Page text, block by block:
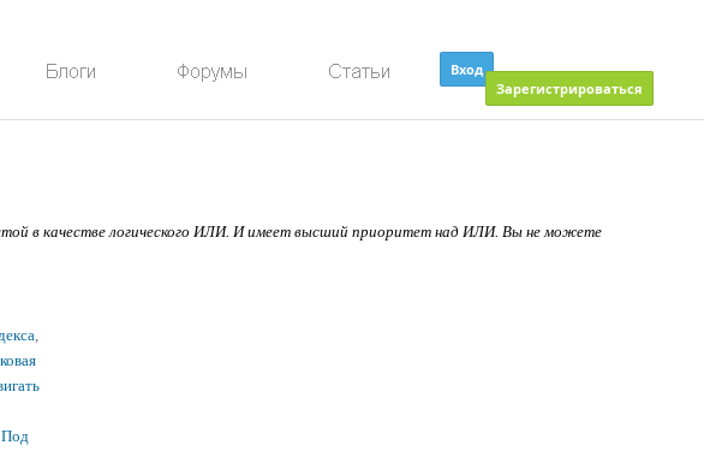
Вход
Зарегистрироваться
в качестве логического ИЛИ. И имеет высший приоритет над ИЛИ. Вы не можете
,